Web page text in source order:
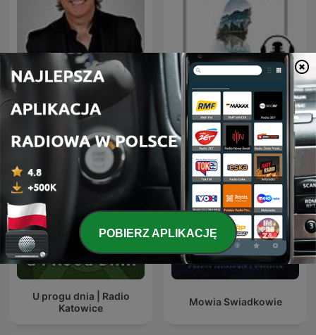
Dante Gebel Live
Biblia, Bóg, Wiara i
Chrześcijaństwo
U progu dnia | Radio
Katowice
Mowia Swiadkowie
POBIERZ APLIKACJĘ